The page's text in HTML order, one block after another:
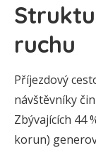
ruchu
Příjezdový
návštěvníky
Zbývajících 44
korun)